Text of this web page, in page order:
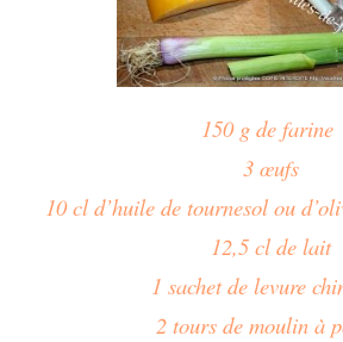
150 g de farine
3 œufs
10 cl d’huile de tournesol ou
12,5 cl de lait
1 sachet de levure
2 tours de moulin à